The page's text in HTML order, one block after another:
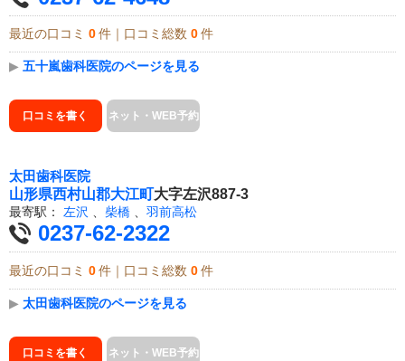
最近の口コミ 0 件｜口コミ総数 0 件
▶ 五十嵐歯科医院のページを見る
口コミを書く ネット・WEB予約
太田歯科医院
山形県西村山郡大江町大字左沢887-3
最寄駅： 左沢 、 柴橋 、 羽前高松
0237-62-2322
最近の口コミ 0 件｜口コミ総数 0 件
▶ 太田歯科医院のページを見る
口コミを書く ネット・WEB予約